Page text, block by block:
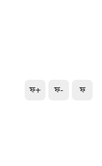
ফ+ ফ- ফ